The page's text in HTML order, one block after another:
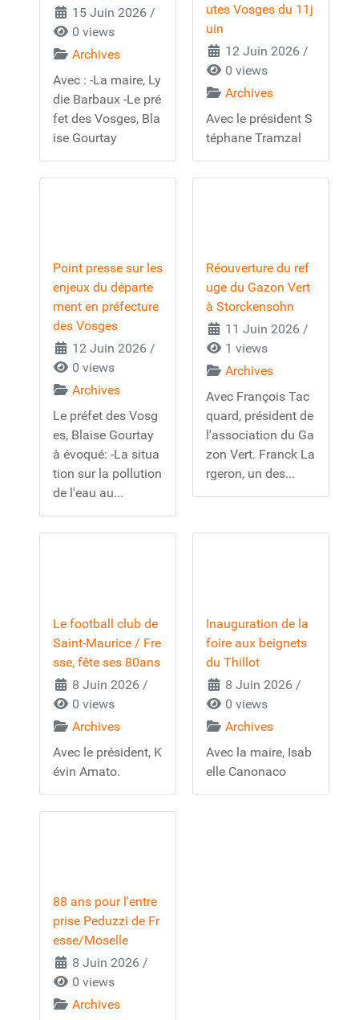
15 Juin 2026 /
0 views
Archives
Avec : -La maire, Ly
die Barbaux -Le pré
fet des Vosges, Bla
ise Gourtay
utes Vosges du 11j
uin
12 Juin 2026 /
0 views
Archives
Avec le président S
téphane Tramzal
Point presse sur les
enjeux du départe
ment en préfecture
des Vosges
12 Juin 2026 /
0 views
Archives
Le préfet des Vosg
es, Blaise Gourtay
à évoqué: -La situa
tion sur la pollution
de l'eau au...
Réouverture du ref
uge du Gazon Vert
à Storckensohn
11 Juin 2026 /
1 views
Archives
Avec François Tac
quard, président de
l'association du Ga
zon Vert. Franck La
rgeron, un des...
Le football club de
Saint-Maurice / Fre
sse, fête ses 80ans
8 Juin 2026 /
0 views
Archives
Avec le président, K
évin Amato.
Inauguration de la
foire aux beignets
du Thillot
8 Juin 2026 /
0 views
Archives
Avec la maire, Isab
elle Canonaco
88 ans pour l'entre
prise Peduzzi de Fr
esse/Moselle
8 Juin 2026 /
0 views
Archives